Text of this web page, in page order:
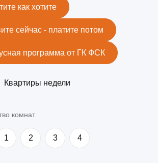
как хотите
сейчас - платите потом
программа от ГК ФСК
Квартиры недели
комнат
1 2 3 4